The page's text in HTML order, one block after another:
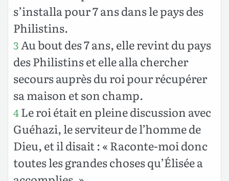
s’installa pour 7 ans dans le pays des
Philistins.
3Au bout des 7 ans, elle revint du pays
des Philistins et elle alla chercher
secours auprès du roi pour récupérer
sa maison et son champ.
4Le roi était en pleine discussion avec
Guéhazi, le serviteur de l’homme de
Dieu, et il disait : « Raconte-moi donc
toutes les grandes choses qu’Élisée a